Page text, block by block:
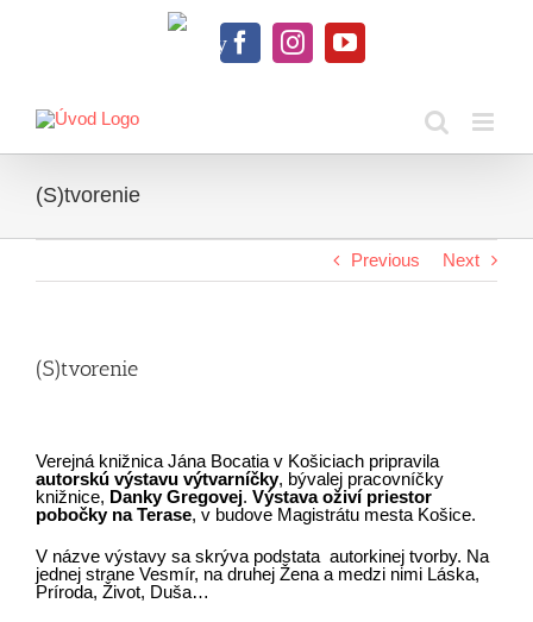
KnihyFacebookInstagramYouTube
(S)tvorenie
Previous Next
(S)tvorenie
Verejná knižnica Jána Bocatia v Košiciach pripravila
autorskú výstavu výtvarníčky, bývalej pracovníčky
knižnice, Danky Gregovej. Výstava oživí priestor
pobočky na Terase, v budove Magistrátu mesta Košice.
V názve výstavy sa skrýva podstata autorkinej tvorby. Na
jednej strane Vesmír, na druhej Žena a medzi nimi Láska,
Príroda, Život, Duša…